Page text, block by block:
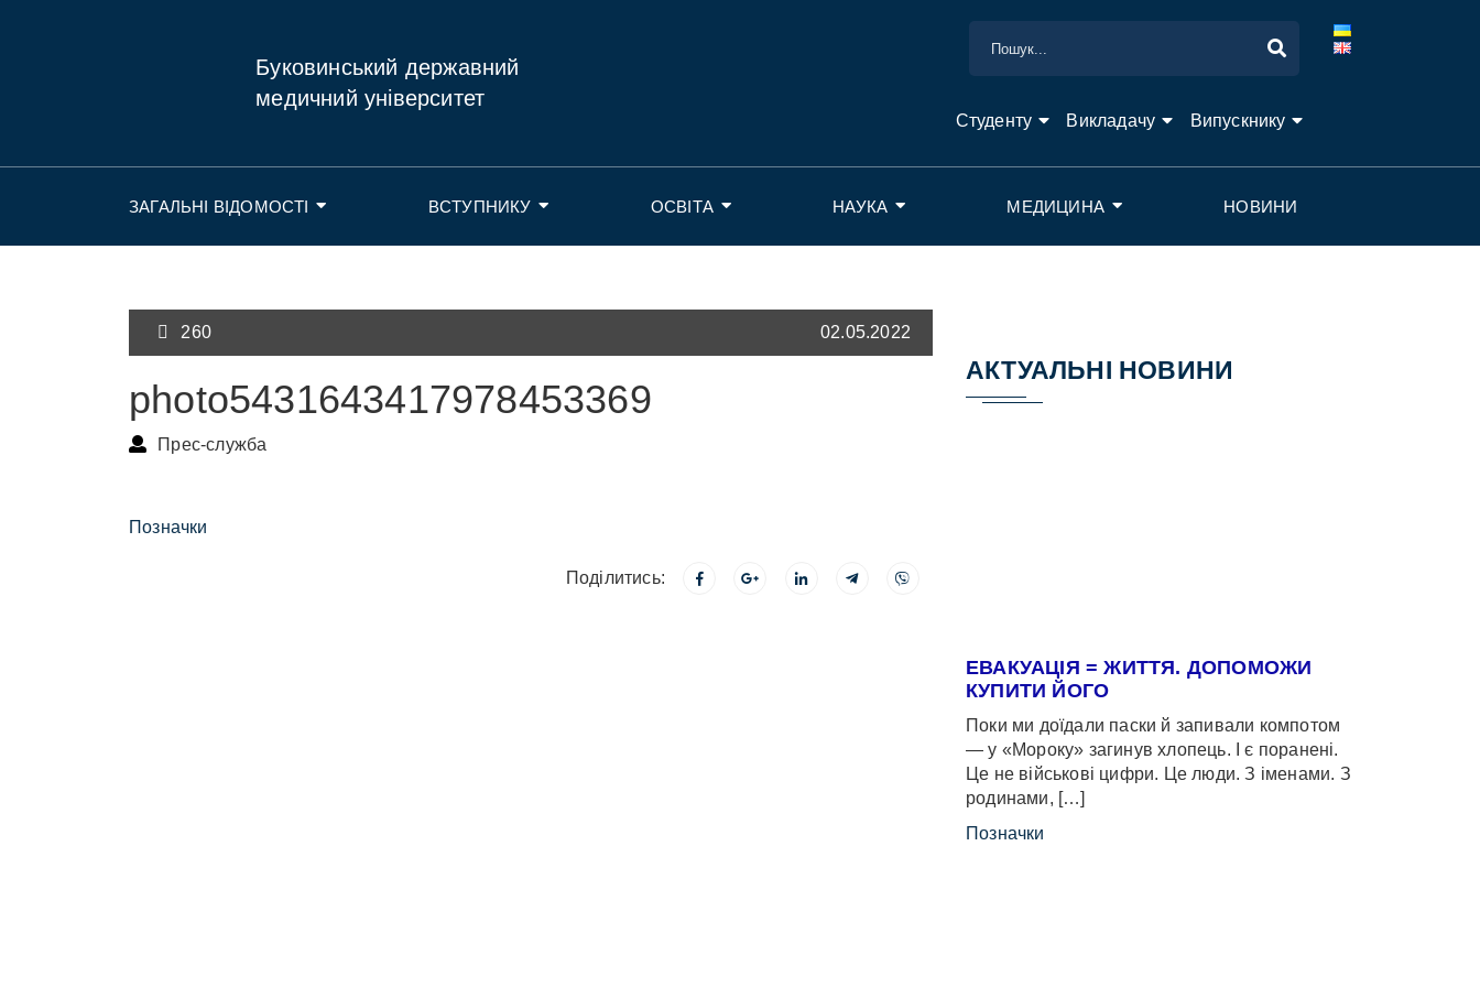
Буковинський державний
медичний університет
Студенту Викладачу Випускнику
ЗАГАЛЬНІ ВІДОМОСТІ ВСТУПНИКУ ОСВІТА НАУКА МЕДИЦИНА НОВИНИ
260 02.05.2022
photo5431643417978453369
Прес-служба
Позначки
Поділитись:
АКТУАЛЬНІ НОВИНИ
ЕВАКУАЦІЯ = ЖИТТЯ. ДОПОМОЖИ
КУПИТИ ЙОГО
Поки ми доїдали паски й запивали компотом
— у «Мороку» загинув хлопець. І є поранені.
Це не військові цифри. Це люди. З іменами. З
родинами, […]
Позначки